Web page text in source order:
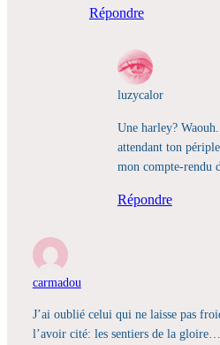
Répondre
luzycalor
Une harley?
attendant ton
mon compte-rendu
Répondre
carmadou
J’ai oublié celui qui ne laisse pas
l’avoir cité: les sentiers de la